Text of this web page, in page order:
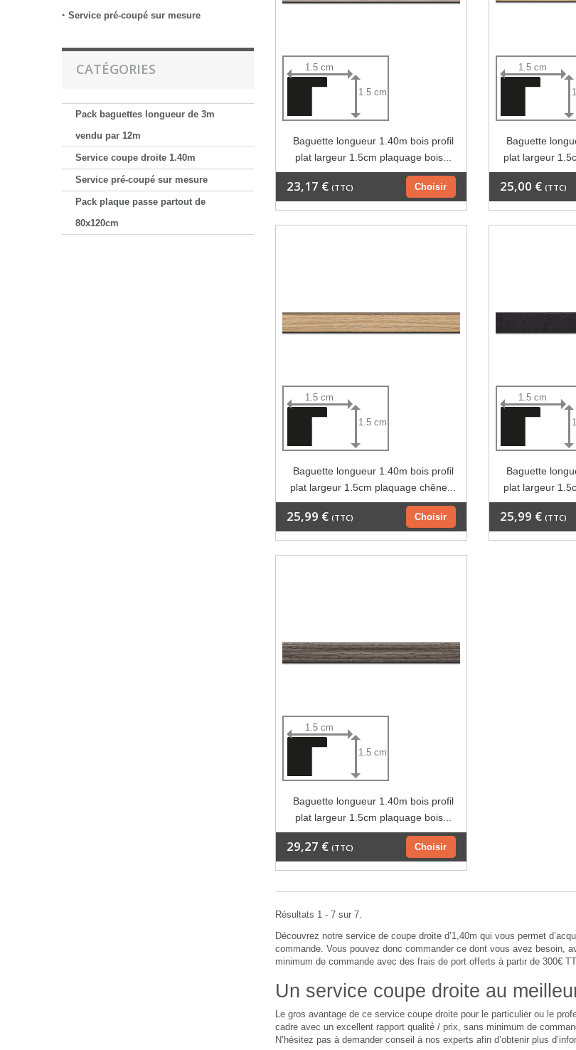
‣ Service pré-coupé sur mesure
CATÉGORIES
Pack baguettes longueur de 3m
vendu par 12m
Service coupe droite 1.40m
Service pré-coupé sur mesure
Pack plaque passe partout de
80x120cm
1.5 cm
1.5 cm
Baguette longueur 1.40m bois profil
plat largeur 1.5cm plaquage bois...
Choisir
23,17 € (TTC)
1.5 cm
Baguette
plat largeur
25,00 € (TTC)
1.5 cm
1.5 cm
Baguette longueur 1.40m bois profil
plat largeur 1.5cm plaquage chêne...
Choisir
25,99 € (TTC)
1.5 cm
Baguette
plat largeur
25,99 € (TTC)
1.5 cm
1.5 cm
Baguette longueur 1.40m bois profil
plat largeur 1.5cm plaquage bois...
Choisir
29,27 € (TTC)
Résultats 1 - 7 sur 7.
Découvrez notre service de coupe droite d’1,40m qui vous permet
commande. Vous pouvez donc commander ce dont vous avez besoin,
minimum de commande avec des frais de port offerts à partir de 300€
Un service coupe droite au
Le gros avantage de ce service coupe droite pour le particulier ou le
cadre avec un excellent rapport qualité́ / prix, sans minimum de
N’hésitez pas à demander conseil à nos experts afin d’obtenir plus